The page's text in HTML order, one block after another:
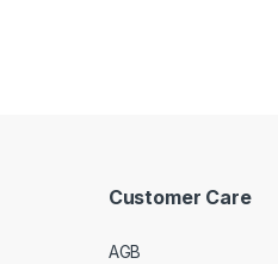
Customer Care
AGB